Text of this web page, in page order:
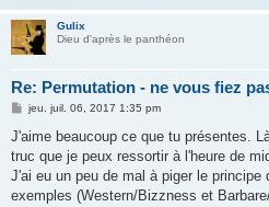
Gulix
Dieu d'après le panthéon
Re: Permutation - ne vous fiez
M
s
a
g
jeu. juil. 06, 2017 1:35 pm
J'aime beaucoup ce que tu présentes.
truc que je peux ressortir à l'heure de
J'ai eu un peu de mal à piger le
exemples (Western/Bizzness et